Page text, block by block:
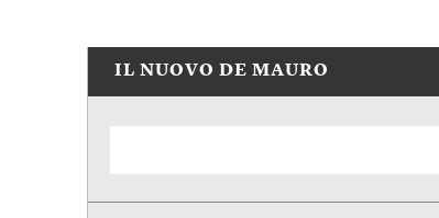
IL NUOVO DE MAURO